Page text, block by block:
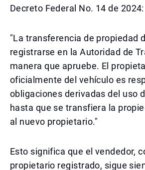
Decreto Federal No. 14 de 2024:
"La transferencia de propiedad
registrarse en la Autoridad de
manera que apruebe. El
oficialmente del vehículo es
obligaciones derivadas del uso
hasta que se transfiera la
al nuevo propietario."
Esto significa que el vendedor,
propietario registrado, sigue